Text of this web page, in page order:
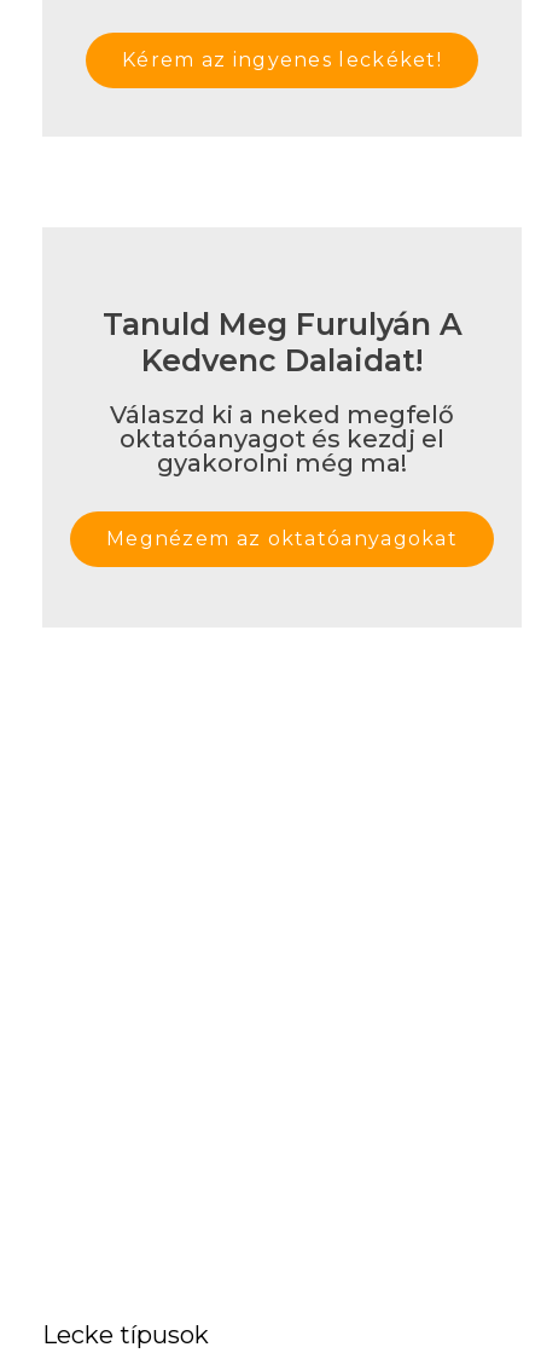
Kérem az ingyenes leckéket!
Tanuld Meg Furulyán A
Kedvenc Dalaidat!
Válaszd ki a neked megfelő
oktatóanyagot és kezdj el
gyakorolni még ma!
Megnézem az oktatóanyagokat
Lecke típusok